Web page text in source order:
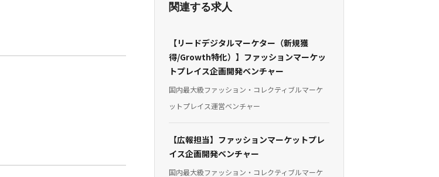
関連する求人
【リードデジタルマーケター（新規獲
得/Growth特化）】ファッションマーケッ
トプレイス企画開発ベンチャー
国内最大級ファッション・コレクティブルマーケ
ットプレイス運営ベンチャー
【広報担当】ファッションマーケットプレ
イス企画開発ベンチャー
国内最大級ファッション・コレクティブルマーケ